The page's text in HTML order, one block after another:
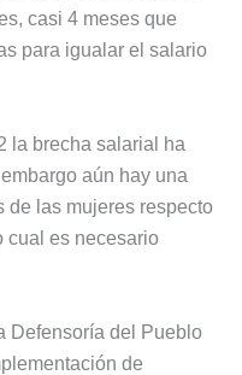
casi 4 meses que
para igualar el salario
la brecha salarial ha
aún hay una
de las mujeres respecto
cual es necesario
Defensoría del Pueblo
de